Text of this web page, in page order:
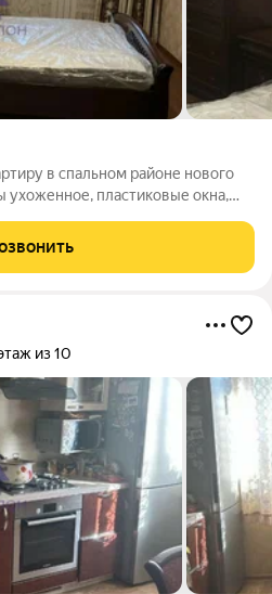
в спальном районе нового
ухоженное, пластиковые окна,
Квартира продается или
из 10